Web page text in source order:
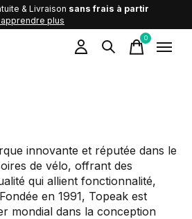
& Livraison sans frais à partir
apprendre plus
0items
innovante et réputée dans le
de vélo, offrant des
qui allient fonctionnalité,
en 1991, Topeak est
mondial dans la conception